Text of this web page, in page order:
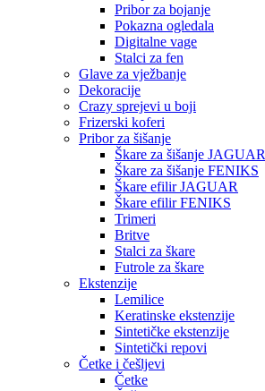
Pribor za bojanje
Pokazna ogledala
Digitalne vage
Stalci za fen
Glave za vježbanje
Dekoracije
Crazy sprejevi u boji
Frizerski koferi
Pribor za šišanje
Škare za šišanje JAGUAR
Škare za šišanje FENIKS
Škare efilir JAGUAR
Škare efilir FENIKS
Trimeri
Britve
Stalci za škare
Futrole za škare
Ekstenzije
Lemilice
Keratinske ekstenzije
Sintetičke ekstenzije
Sintetički repovi
Četke i češljevi
Četke